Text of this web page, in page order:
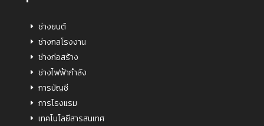
ช่างยนต์
ช่างกลโรงงาน
ช่างก่อสร้าง
ช่างไฟฟ้ากำลัง
การบัญชี
การโรงแรม
เทคโนโลยีสารสนเทศ